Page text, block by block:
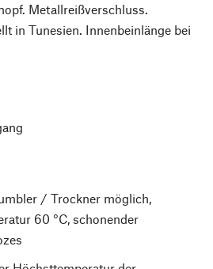
Metallreißverschluss.
in Tunesien. Innenbeinlänge bei
/ Trockner möglich,
60 °C, schonender